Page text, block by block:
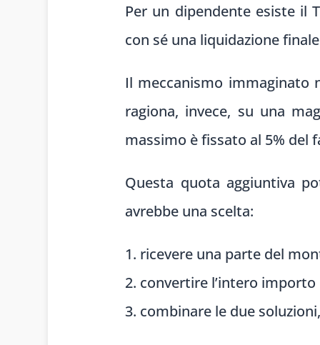
Per un dipendente esiste il
con sé una liquidazione
Il meccanismo immaginato
ragiona, invece, su una
massimo è fissato al 5% del
Questa quota aggiuntiva
avrebbe una scelta:
ricevere una parte del
convertire l’intero
combinare le due